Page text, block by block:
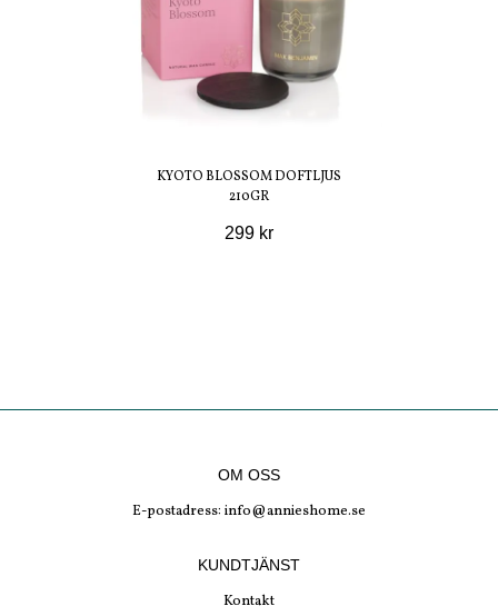
KYOTO BLOSSOM DOFTLJUS
210GR
299 kr
OM OSS
E-postadress: info@annieshome.se
KUNDTJÄNST
Kontakt